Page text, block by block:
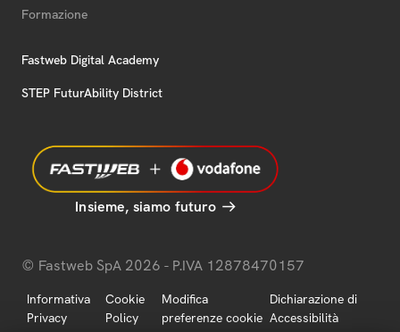
Formazione
Fastweb Digital Academy
STEP FuturAbility District
Insieme, siamo futuro
© Fastweb SpA 2026 - P.IVA 12878470157
Informativa
Privacy
Cookie
Policy
Modifica
preferenze cookie
Dichiarazione di
Accessibilità